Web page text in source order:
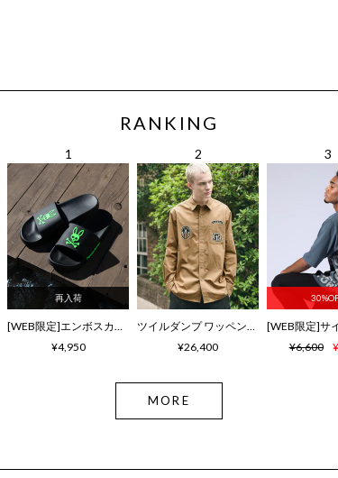
RANKING
再入荷
[WEB限定]エンボスカラーロゴ シャワーサンダル
¥4,950
ツイルダンプ ワッペン刺繍ワッシャーシャツ
¥26,400
¥6,600
MORE